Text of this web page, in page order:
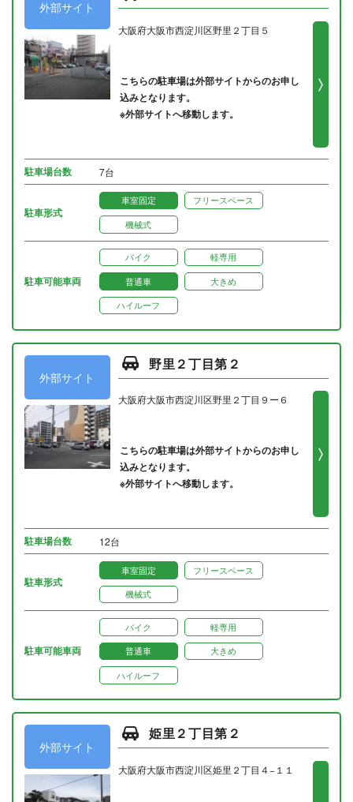
外部サイト
大阪府大阪市西淀川区野里２丁目５
こちらの駐車場は外部サイトからのお申し
込みとなります。
※外部サイトへ移動します。
駐車場台数 7台
駐車形式
車室固定 フリースペース
機械式
駐車可能車両
バイク 軽専用
普通車 大きめ
ハイルーフ
外部サイト
野里２丁目第２
大阪府大阪市西淀川区野里２丁目９ー６
こちらの駐車場は外部サイトからのお申し
込みとなります。
※外部サイトへ移動します。
駐車場台数 12台
駐車形式
車室固定 フリースペース
機械式
駐車可能車両
バイク 軽専用
普通車 大きめ
ハイルーフ
外部サイト
姫里２丁目第２
大阪府大阪市西淀川区姫里２丁目４−１１